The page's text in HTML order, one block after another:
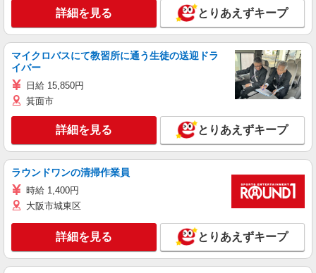
詳細を見る とりあえずキープ
マイクロバスにて教習所に通う生徒の送迎ドラ
イバー
日給 15,850円
箕面市
詳細を見る とりあえずキープ
ラウンドワンの清掃作業員
時給 1,400円
大阪市城東区
詳細を見る とりあえずキープ